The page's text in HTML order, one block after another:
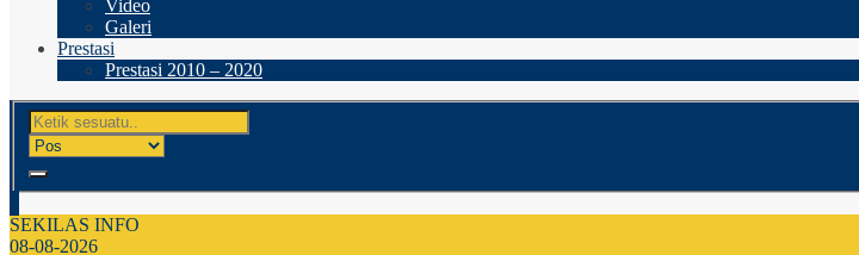
Video
Galeri
Prestasi
Prestasi 2010 – 2020
SEKILAS INFO
08-08-2026